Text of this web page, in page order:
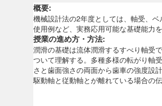
概要:
機械設計法の2年度としては、軸受、
使用例など、実務応用可能な基礎能力を
授業の進め方・方法:
潤滑の基礎は流体潤滑するすべり軸受
ついて理解する。多種多様の転がり軸
さと歯面強さの両面から歯車の強度設
駆動軸と従動軸とが離れている場合の